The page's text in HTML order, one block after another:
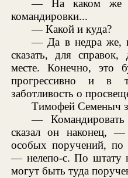
— На каком же
командировки...
— Какой и куда?
— Да в недра же,
сказать, для
месте. Конечно, это
прогрессивно и в
заботливость о
Тимофей Семеныч
—
сказал он наконец,
особых поручений,
— нелепо-с. По штату
могут быть туда